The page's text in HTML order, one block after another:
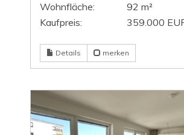
Wohnfläche:
92 m²
Kaufpreis:
359.000
Details merken